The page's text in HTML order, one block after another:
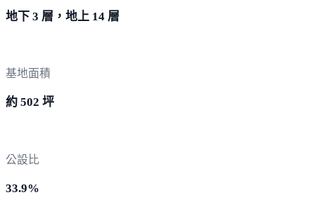
地下 3 層，地上 14 層
基地面積
約 502 坪
公設比
33.9%